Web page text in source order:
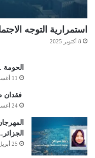
استمرارية التوجه
8 أكتوبر 2025
11 أغسطس 2020
فقدان
24 أغسطس 2020
25 أبريل 2025